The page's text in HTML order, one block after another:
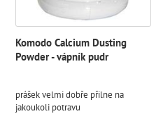
Komodo Calcium Dusting
Powder - vápník pudr
prášek velmi dobře přilne na
jakoukoli potravu